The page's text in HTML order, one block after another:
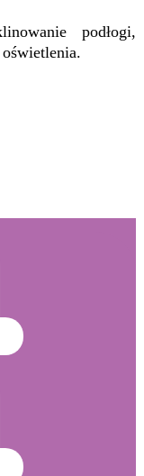
podłogi,